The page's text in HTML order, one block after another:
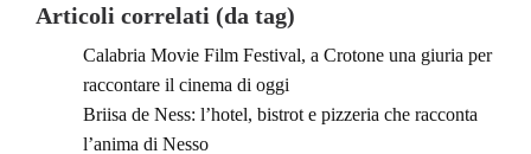
Articoli correlati (da tag)
Calabria Movie Film Festival, a Crotone una giuria per
raccontare il cinema di oggi
Briisa de Ness: l’hotel, bistrot e pizzeria che racconta
l’anima di Nesso